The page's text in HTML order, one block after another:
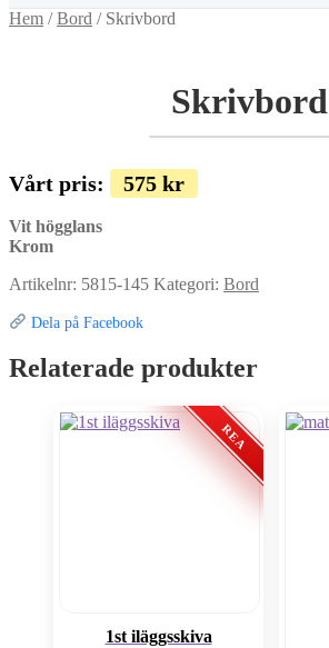
Hem /Bord / Skrivbord
Skrivbord
Vårt pris: 575 kr
Vit högglans
Krom
Artikelnr: 5815-145 Kategori: Bord
Dela på Facebook
Relaterade produkter
1st iläggsskiva